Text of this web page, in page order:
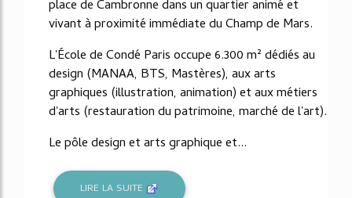
place de Cambronne dans un quartier animé et
vivant à proximité immédiate du Champ de Mars.
L'École de Condé Paris occupe 6.300 m² dédiés au
design (MANAA, BTS, Mastères), aux arts
graphiques (illustration, animation) et aux métiers
d'arts (restauration du patrimoine, marché de l'art).
Le pôle design et arts graphique et...
LIRE LA SUITE